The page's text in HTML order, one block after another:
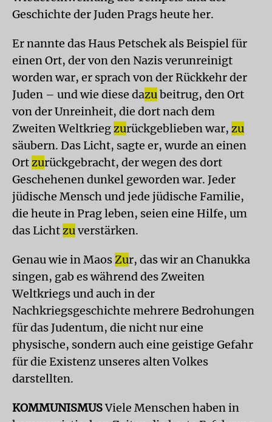
Geschichte der Juden Prags heute her.
Er nannte das Haus Petschek als Beispiel für
einen Ort, der von den Nazis verunreinigt
worden war, er sprach von der Rückkehr der
Juden – und wie diese dazu beitrug, den Ort
von der Unreinheit, die dort nach dem
Zweiten Weltkrieg zurückgeblieben war, zu
säubern. Das Licht, sagte er, wurde an einen
Ort zurückgebracht, der wegen des dort
Geschehenen dunkel geworden war. Jeder
jüdische Mensch und jede jüdische Familie,
die heute in Prag leben, seien eine Hilfe, um
das Licht zu verstärken.
Genau wie in Maos Zur, das wir an Chanukka
singen, gab es während des Zweiten
Weltkriegs und auch in der
Nachkriegsgeschichte mehrere Bedrohungen
für das Judentum, die nicht nur eine
physische, sondern auch eine geistige Gefahr
für die Existenz unseres alten Volkes
darstellten.
KOMMUNISMUSViele Menschen haben in